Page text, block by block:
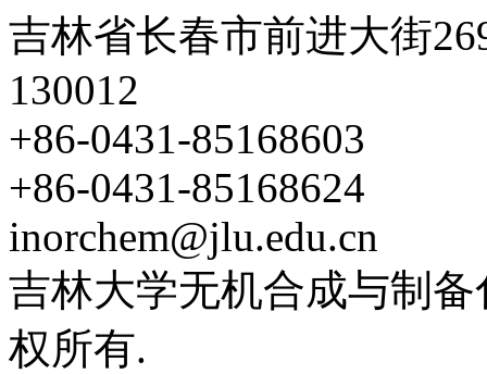
吉林省长春市前进大街
130012
+86-0431-85168603
+86-0431-85168624
inorchem@jlu.edu.cn
吉林大学无机合成与制
权所有.